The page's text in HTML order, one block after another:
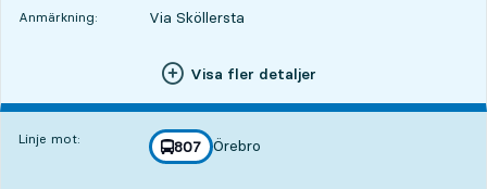
Anmärkning: Via Sköllersta
Visa fler detaljer
Linje mot: linje
807
mot
Örebro
,